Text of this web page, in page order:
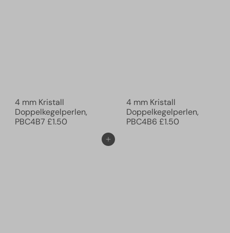
4 mm Kristall
Doppelkegelperlen,
PBC4B7 £1.50
4 mm Kristall
Doppelkegelperlen,
PBC4B6 £1.50
In den Einkaufswagen legen